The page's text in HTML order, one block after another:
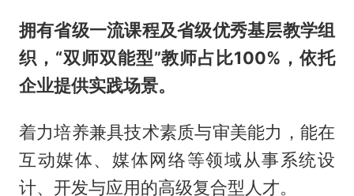
拥有省级一流课程及省级优秀基层教学组
织，“双师双能型”教师占比100%，依托
企业提供实践场景。
着力培养兼具技术素质与审美能力，能在
互动媒体、媒体网络等领域从事系统设
计、开发与应用的高级复合型人才。